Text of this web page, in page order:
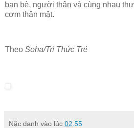
bạn bè, người thân và cùng nhau
cơm thân mật.
Theo Soha/Tri Thức Trẻ
Nặc danh vào lúc 02:55